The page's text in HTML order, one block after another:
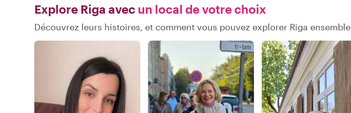
Explore Riga avec un local de votre choix
Découvrez leurs histoires, et comment vous pouvez explorer Riga ensemble